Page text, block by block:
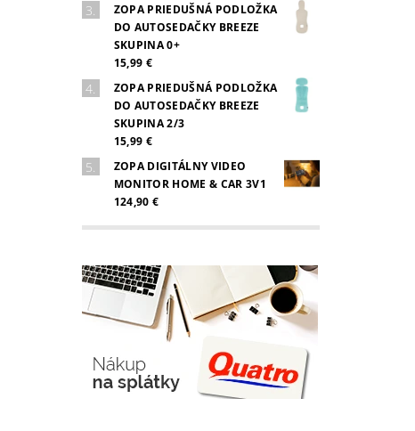
ZOPA PRIEDUŠNÁ PODLOŽKA
DO AUTOSEDAČKY BREEZE
SKUPINA 0+
15,99 €
ZOPA PRIEDUŠNÁ PODLOŽKA
DO AUTOSEDAČKY BREEZE
SKUPINA 2/3
15,99 €
ZOPA DIGITÁLNY VIDEO
MONITOR HOME & CAR 3V1
124,90 €